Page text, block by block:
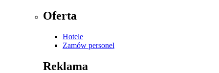
Oferta
Hotele
Zamów personel
Reklama